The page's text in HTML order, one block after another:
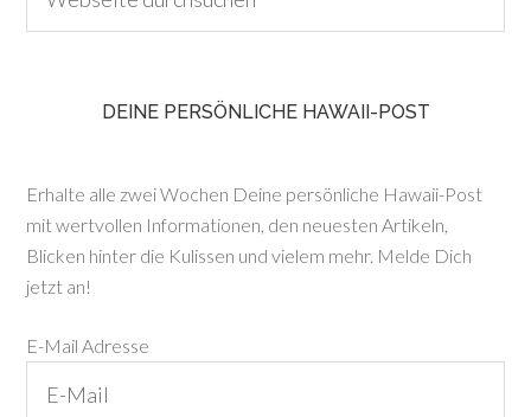
DEINE PERSÖNLICHE HAWAII-POST
Erhalte alle zwei Wochen Deine persönliche Hawaii-Post
mit wertvollen Informationen, den neuesten Artikeln,
Blicken hinter die Kulissen und vielem mehr. Melde Dich
jetzt an!
E-Mail Adresse